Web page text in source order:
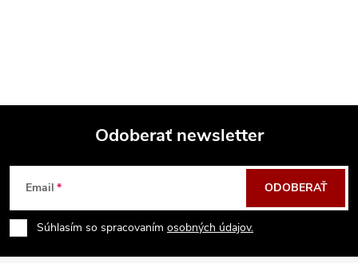
Z
á
p
Odoberať newsletter
Email
Súhlasím so spracovaním osobných údajov.
ODOBERAŤ